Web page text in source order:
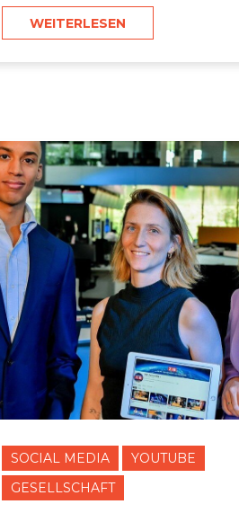
WEITERLESEN
SOCIAL MEDIA
YOUTUBE
GESELLSCHAFT